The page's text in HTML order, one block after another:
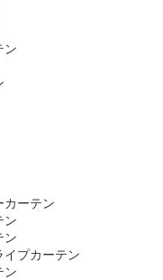
ン
カーテン
ン
ン
イプカーテン
ン